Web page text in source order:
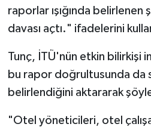
raporlar ışığında belirlenen
davası açtı." ifadelerini
Tunç, İTÜ'nün etkin bilirkişi
bu rapor doğrultusunda da
belirlendiğini aktararak
"Otel yöneticileri, otel